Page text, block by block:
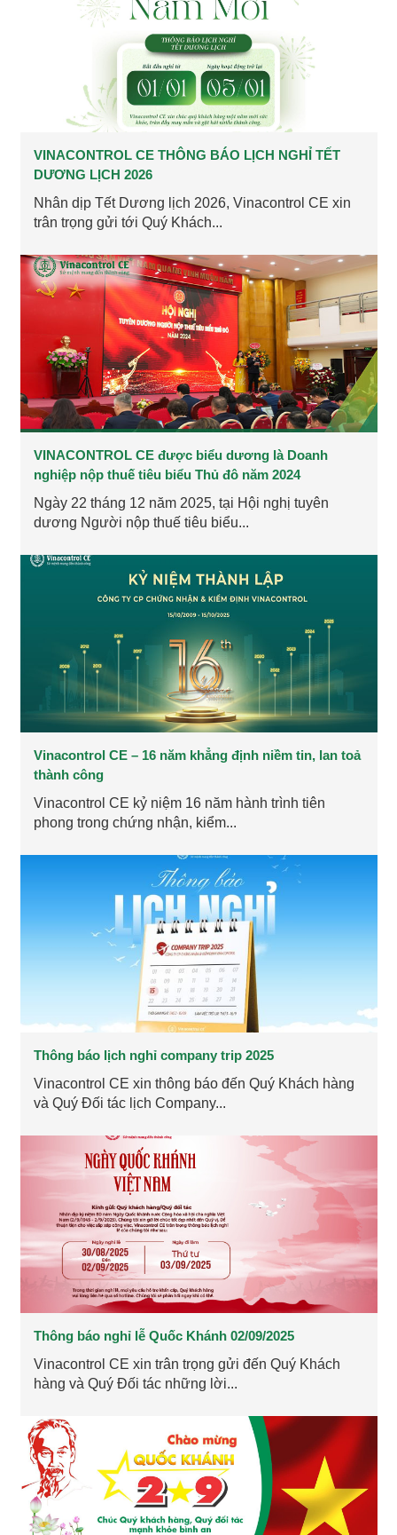
VINACONTROL CE THÔNG BÁO LỊCH NGHỈ TẾT
DƯƠNG LỊCH 2026
Nhân dịp Tết Dương lịch 2026, Vinacontrol CE xin
trân trọng gửi tới Quý Khách...
VINACONTROL CE được biểu dương là Doanh
nghiệp nộp thuế tiêu biểu Thủ đô năm 2024
Ngày 22 tháng 12 năm 2025, tại Hội nghị tuyên
dương Người nộp thuế tiêu biểu...
Vinacontrol CE – 16 năm khẳng định niềm tin, lan toả
thành công
Vinacontrol CE kỷ niệm 16 năm hành trình tiên
phong trong chứng nhận, kiểm...
Thông báo lịch nghỉ company trip 2025
Vinacontrol CE xin thông báo đến Quý Khách hàng
và Quý Đối tác lịch Company...
Thông báo nghỉ lễ Quốc Khánh 02/09/2025
Vinacontrol CE xin trân trọng gửi đến Quý Khách
hàng và Quý Đối tác những lời...